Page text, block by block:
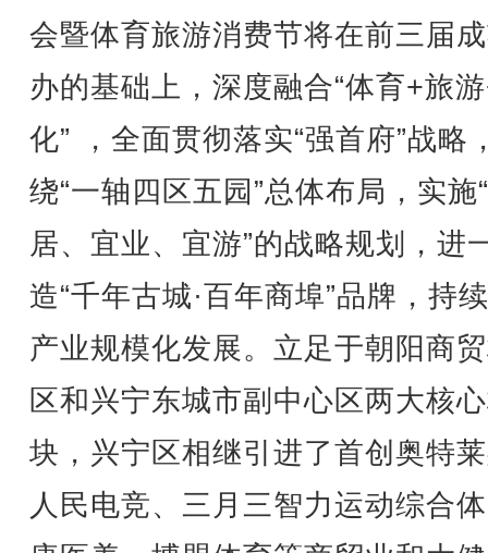
会暨体育旅游消费节将在前三届
办的基础上，深度融合“体育+旅
化” ，全面贯彻落实“强首府”战略
绕“一轴四区五园”总体布局，实施
居、宜业、宜游”的战略规划，进
造“千年古城·百年商埠”品牌，持
产业规模化发展。立足于朝阳商
区和兴宁东城市副中心区两大核
块，兴宁区相继引进了首创奥特
人民电竞、三月三智力运动综合